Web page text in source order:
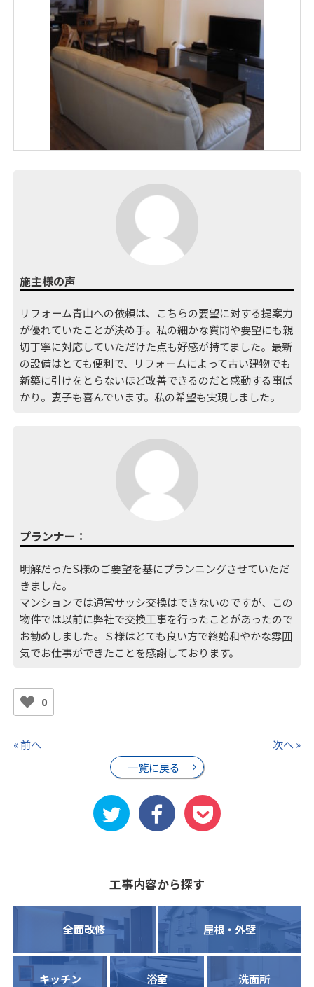
施主様の声
リフォーム青山への依頼は、こちらの要望に対する提案力
が優れていたことが決め手。私の細かな質問や要望にも親
切丁寧に対応していただけた点も好感が持てました。最新
の設備はとても便利で、リフォームによって古い建物でも
新築に引けをとらないほど改善できるのだと感動する事ば
かり。妻子も喜んでいます。私の希望も実現しました。
プランナー：
明解だったS様のご要望を基にプランニングさせていただ
きました。
マンションでは通常サッシ交換はできないのですが、この
物件では以前に弊社で交換工事を行ったことがあったので
お勧めしました。Ｓ様はとても良い方で終始和やかな雰囲
気でお仕事ができたことを感謝しております。
0
« 前へ
一覧に戻る
次へ »
工事内容から探す
全面改修 屋根・外壁
キッチン 浴室 洗面所